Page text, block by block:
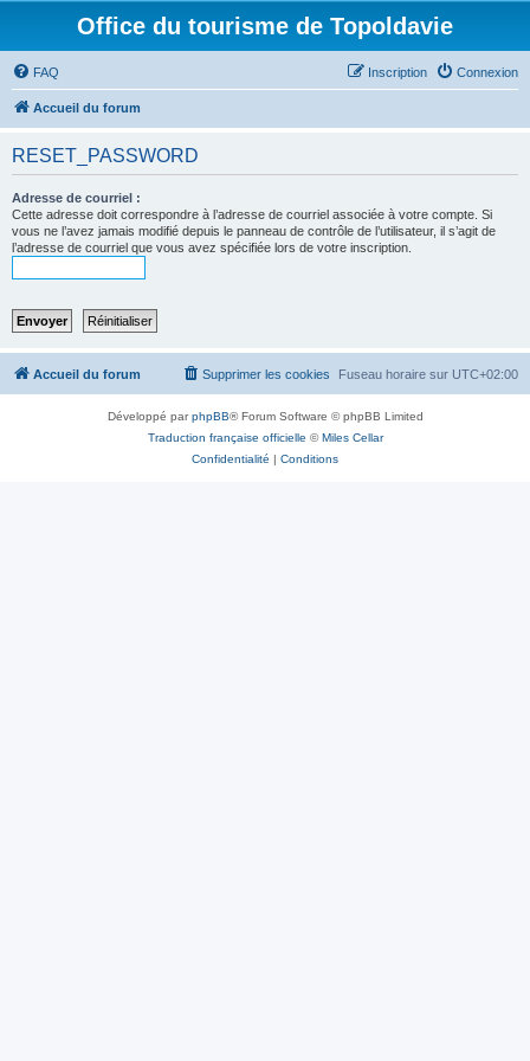
Office du tourisme de Topoldavie
FAQ Connexion
Inscription
Accueil du forum
RESET_PASSWORD
Adresse de courriel :
Cette adresse doit correspondre à l’adresse de courriel associée à votre compte. Si
vous ne l’avez jamais modifié depuis le panneau de contrôle de l’utilisateur, il s’agit de
l’adresse de courriel que vous avez spécifiée lors de votre inscription.
Accueil du forum Fuseau horaire sur UTC+02:00
Supprimer les cookies
Développé parphpBB® Forum Software © phpBB Limited
Traduction française officielle ©Miles Cellar
Confidentialité | Conditions